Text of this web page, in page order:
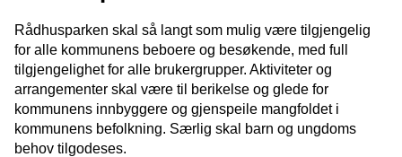
Rådhusparken skal så langt som mulig være tilgjengelig
for alle kommunens beboere og besøkende, med full
tilgjengelighet for alle brukergrupper. Aktiviteter og
arrangementer skal være til berikelse og glede for
kommunens innbyggere og gjenspeile mangfoldet i
kommunens befolkning. Særlig skal barn og ungdoms
behov tilgodeses.